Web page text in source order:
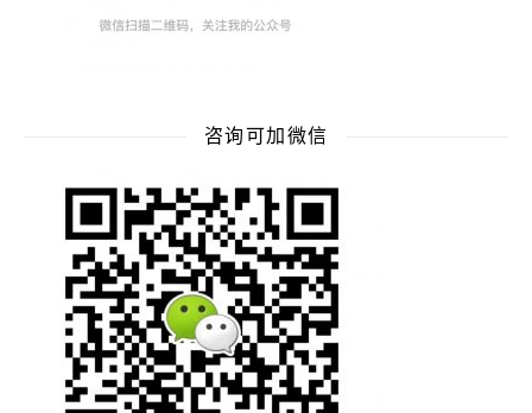
咨询可加微信